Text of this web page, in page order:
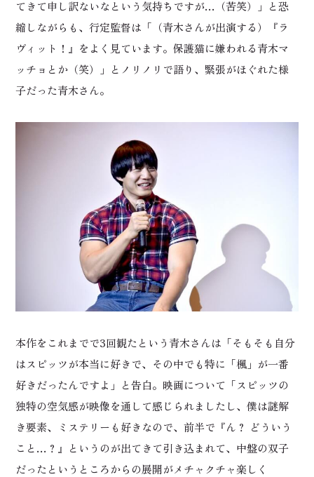
てきて申し訳ないなという気持ちですが…（苦笑）」と恐
縮しながらも、行定監督は「（青木さんが出演する）『ラ
ヴィット！』をよく見ています。保護猫に嫌われる青木マ
ッチョとか（笑）」とノリノリで語り、緊張がほぐれた様
子だった青木さん。
本作をこれまでで3回観たという青木さんは「そもそも自分
はスピッツが本当に好きで、その中でも特に「楓」が一番
好きだったんですよ」と告白。映画について「スピッツの
独特の空気感が映像を通して感じられましたし、僕は謎解
き要素、ミステリーも好きなので、前半で『ん？ どういう
こと…？』というのが出てきて引き込まれて、中盤の双子
だったというところからの展開がメチャクチャ楽しく